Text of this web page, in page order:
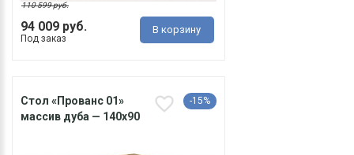
94 009 руб.
110 599 руб.
Под заказ
В корзину
Cтол «Прованс 01»
массив дуба — 140х90
-15%